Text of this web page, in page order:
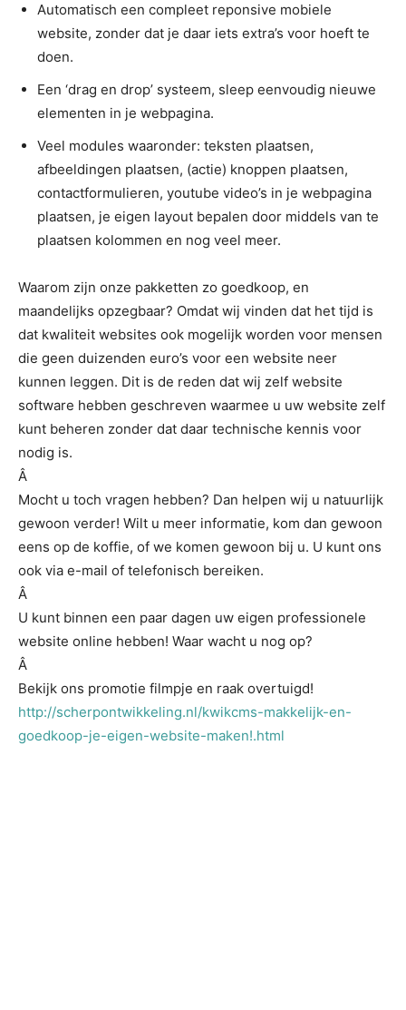
Automatisch een compleet reponsive mobiele
website, zonder dat je daar iets extra’s voor hoeft te
doen.
Een ‘drag en drop’ systeem, sleep eenvoudig nieuwe
elementen in je webpagina.
Veel modules waaronder: teksten plaatsen,
afbeeldingen plaatsen, (actie) knoppen plaatsen,
contactformulieren, youtube video’s in je webpagina
plaatsen, je eigen layout bepalen door middels van te
plaatsen kolommen en nog veel meer.
Waarom zijn onze pakketten zo goedkoop, en
maandelijks opzegbaar? Omdat wij vinden dat het tijd is
dat kwaliteit websites ook mogelijk worden voor mensen
die geen duizenden euro’s voor een website neer
kunnen leggen. Dit is de reden dat wij zelf website
software hebben geschreven waarmee u uw website zelf
kunt beheren zonder dat daar technische kennis voor
nodig is.
Â
Mocht u toch vragen hebben? Dan helpen wij u natuurlijk
gewoon verder! Wilt u meer informatie, kom dan gewoon
eens op de koffie, of we komen gewoon bij u. U kunt ons
ook via e-mail of telefonisch bereiken.
Â
U kunt binnen een paar dagen uw eigen professionele
website online hebben! Waar wacht u nog op?
Â
Bekijk ons promotie filmpje en raak overtuigd!
http://scherpontwikkeling.nl/kwikcms-makkelijk-en-
goedkoop-je-eigen-website-maken!.html